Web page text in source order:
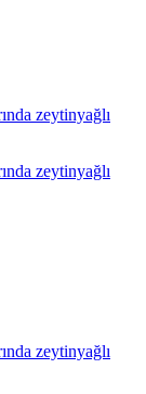
zeytinyağlı
zeytinyağlı
zeytinyağlı